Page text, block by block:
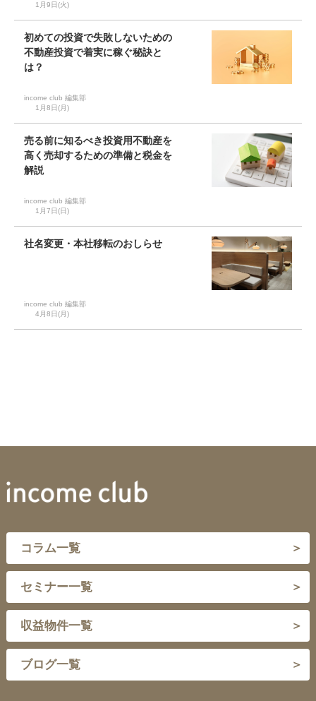
1月9日(火)
初めての投資で失敗しないための
不動産投資で着実に稼ぐ秘訣と
は？
income club 編集部
1月8日(月)
売る前に知るべき投資用不動産を
高く売却するための準備と税金を
解説
income club 編集部
1月7日(日)
社名変更・本社移転のおしらせ
income club 編集部
4月8日(月)
コラム一覧
セミナー一覧
収益物件一覧
ブログ一覧